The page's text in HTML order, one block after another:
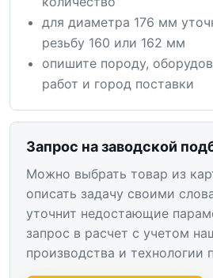
для диаметра 176 мм
резьбу 160 или 162 мм
опишите породу,
работ и город поставки
Запрос на заводской
Можно выбрать товар из
описать задачу своими
уточнит недостающие
запрос в расчет с учетом
производства и технологии